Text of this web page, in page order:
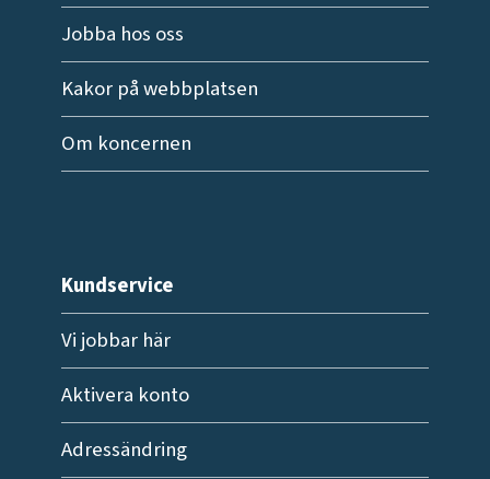
Jobba hos oss
Kakor på webbplatsen
Om koncernen
Kundservice
Vi jobbar här
Aktivera konto
Adressändring